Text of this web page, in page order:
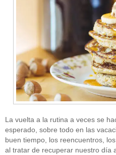
La vuelta a la rutina a veces se
esperado, sobre todo en las
buen tiempo, los reencuentros,
al tratar de recuperar nuestro día